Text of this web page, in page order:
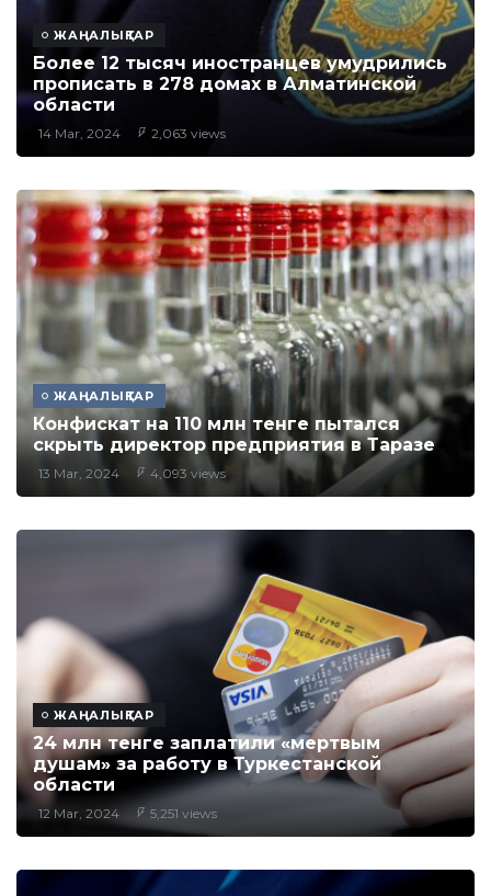
ЖАҢАЛЫҚТАР
Более 12 тысяч иностранцев умудрились
прописать в 278 домах в Алматинской
области
14 Mar, 2024 2,063 views
ЖАҢАЛЫҚТАР
Конфискат на 110 млн тенге пытался
скрыть директор предприятия в Таразе
13 Mar, 2024 4,093 views
ЖАҢАЛЫҚТАР
24 млн тенге заплатили «мертвым
душам» за работу в Туркестанской
области
12 Mar, 2024 5,251 views